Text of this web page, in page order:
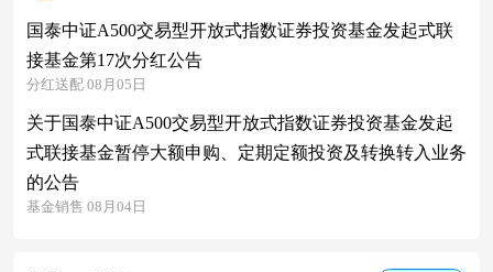
国泰中证A500交易型开放式指数证券投资基金发起式联
接基金第17次分红公告
分红送配 08月05日
关于国泰中证A500交易型开放式指数证券投资基金发起
式联接基金暂停大额申购、定期定额投资及转换转入业务
的公告
基金销售 08月04日